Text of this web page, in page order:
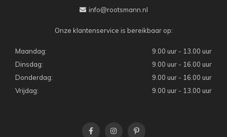
info@rootsmann.nl
Onze klantenservice is bereikbaar op:
Maandag:
9.00 uur - 13.00 uur
Dinsdag:
9.00 uur - 16.00 uur
Donderdag:
9.00 uur - 16.00 uur
Vrijdag:
9.00 uur - 13.00 uur